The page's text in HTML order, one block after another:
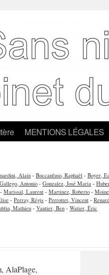
MENTIONS LÉGALES
Alain - Boccanfuso, Raphaël - Boyer,
Gallego, Antonio - Gonzalez, José Maria -
- Marissal, Laurent - Martinez, Roberto -
- Perray, Régis - Perrottet, Vincent -
Mathieu - Vautier, Ben - Watier, Éric
AlaPlage,